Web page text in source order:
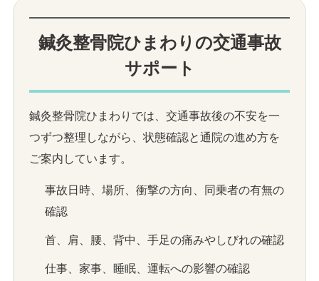
鍼灸整骨院ひまわりの交通事故
サポート
鍼灸整骨院ひまわりでは、交通事故後の不安を一
つずつ整理しながら、状態確認と通院の進め方を
ご案内しています。
事故日時、場所、衝撃の方向、同乗者の有無の
確認
首、肩、腰、背中、手足の痛みやしびれの確認
仕事、家事、睡眠、運転への影響の確認